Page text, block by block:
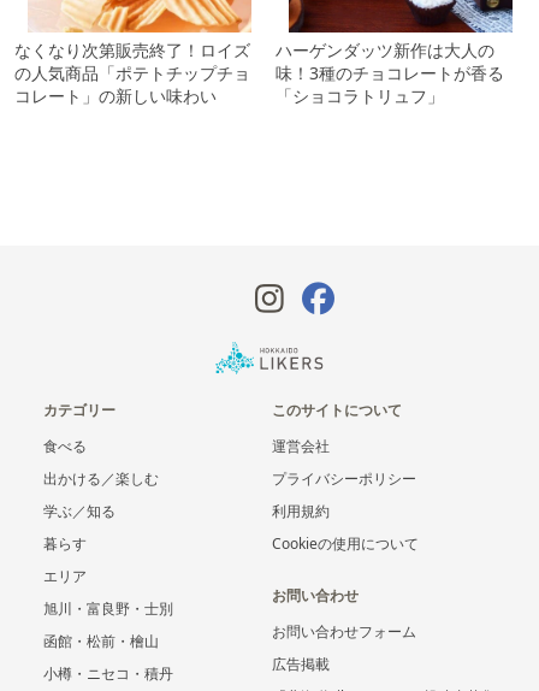
なくなり次第販売終了！ロイズ
の人気商品「ポテトチップチョ
コレート」の新しい味わい
ハーゲンダッツ新作は大人の
味！3種のチョコレートが香る
「ショコラトリュフ」
カテゴリー
食べる
出かける／楽しむ
学ぶ／知る
暮らす
エリア
旭川・富良野・士別
函館・松前・檜山
小樽・ニセコ・積丹
このサイトについて
運営会社
プライバシーポリシー
利用規約
Cookieの使用について
お問い合わせ
お問い合わせフォーム
広告掲載